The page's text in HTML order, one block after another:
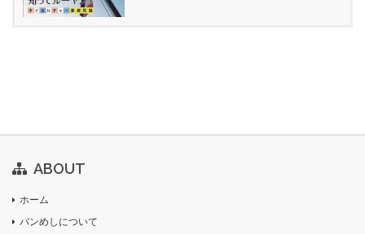
ABOUT
ホーム
バンめしについて